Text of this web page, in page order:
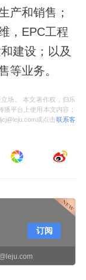
产和销售；
，EPC工程
建设；以及
等业务。
场。 本文著作权，归乐
平台上使用本文内容；
或点击联系客
订阅